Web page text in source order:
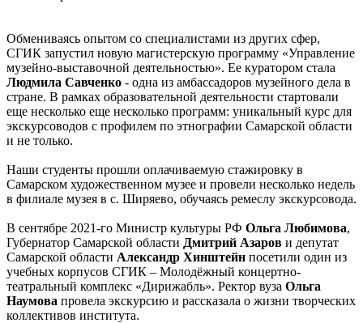
Обмениваясь опытом со специалистами из других сфер,
СГИК запустил новую магистерскую программу «Управление
музейно-выставочной деятельностью». Ее куратором стала
Людмила Савченко - одна из амбассадоров музейного дела в
стране. В рамках образовательной деятельности стартовали
еще несколько еще несколько программ: уникальный курс для
экскурсоводов с профилем по этнографии Самарской области
и не только.
Наши студенты прошли оплачиваемую стажировку в
Самарском художественном музее и провели несколько недель
в филиале музея в с. Ширяево, обучаясь ремеслу экскурсовода.
В сентябре 2021-го Министр культуры РФ Ольга Любимова,
Губернатор Самарской области Дмитрий Азаров и депутат
Самарской области Александр Хинштейн посетили один из
учебных корпусов СГИК – Молодёжный концертно-
театральный комплекс «Дирижабль». Ректор вуза Ольга
Наумова провела экскурсию и рассказала о жизни творческих
коллективов института.